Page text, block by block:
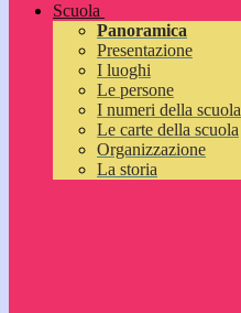
Scuola
Panoramica
Presentazione
I luoghi
Le persone
I numeri della scuola
Le carte della scuola
Organizzazione
La storia